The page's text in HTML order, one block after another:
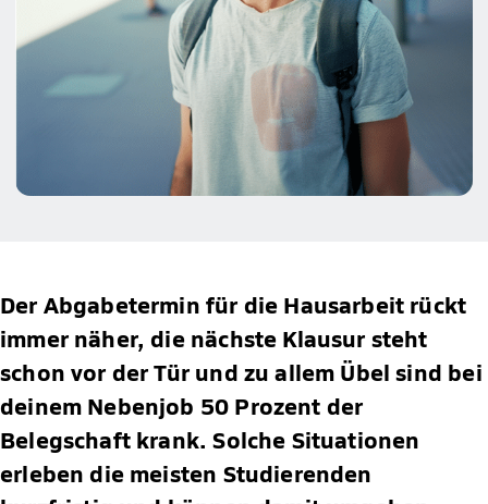
Der Abgabetermin für die Hausarbeit rückt
immer näher, die nächste Klausur steht
schon vor der Tür und zu allem Übel sind bei
deinem Nebenjob 50 Prozent der
Belegschaft krank. Solche Situationen
erleben die meisten Studierenden